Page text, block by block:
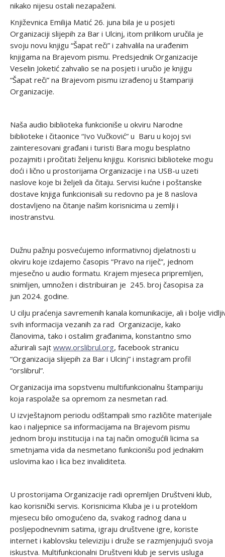
nikako nijesu ostali nezapaženi.
Književnica Emilija Matić 26. juna bila je u posjeti
Organizaciji slijepih za Bar i Ulcinj, itom prilikom uručila je
svoju novu knjigu “Šapat reči” i zahvalila na urađenim
knjigama na Brajevom pismu. Predsjednik Organizacije
Veselin Joketić zahvalio se na posjeti i uručio je knjigu
“Šapat reči” na Brajevom pismu izrađenoj u štampariji
Organizacije.
Naša audio biblioteka funkcioniše u okviru Narodne
biblioteke i čitaonice “Ivo Vučković” u Baru u kojoj svi
zainteresovani građani i turisti Bara mogu besplatno
pozajmiti i pročitati željenu knjigu. Korisnici biblioteke mogu
doći i lično u prostorijama Organizacije i na USB-u uzeti
naslove koje bi željeli da čitaju. Servisi kućne i poštanske
dostave knjiga funkcionisali su redovno pa je 8 naslova
dostavljeno na čitanje našim korisnicima u zemlji i
inostranstvu.
Dužnu pažnju posvećujemo informativnoj djelatnosti u
okviru koje izdajemo časopis “Pravo na riječ”, jednom
mjesečno u audio formatu. Krajem mjeseca pripremljen,
snimljen, umnožen i distribuiran je 245. broj časopisa za
jun 2024. godine.
U cilju praćenja savremenih kanala komunikacije, ali i bolje
svih informacija vezanih za rad Organizacije, kako
članovima, tako i ostalim građanima, konstantno smo
ažurirali sajt www.orslibrul.org, facebook stranicu
“Organizacija slijepih za Bar i Ulcinj” i instagram profil
“orslibrul”.
Organizacija ima sopstvenu multifunkcionalnu štampariju
koja raspolaže sa opremom za nesmetan rad.
U izvještajnom periodu odštampali smo različite materijale
kao i naljepnice sa informacijama na Brajevom pismu
jednom broju institucija i na taj način omogućili licima sa
smetnjama vida da nesmetano funkcionišu pod jednakim
uslovima kao i lica bez invaliditeta.
U prostorijama Organizacije radi opremljen Društveni klub,
kao korisnički servis. Korisnicima Kluba je i u proteklom
mjesecu bilo omogućeno da, svakog radnog dana u
posljepodnevnim satima, igraju društvene igre, koriste
internet i kablovsku televiziju i druže se razmjenjujući svoja
iskustva. Multifunkcionalni Društveni klub je servis usluga